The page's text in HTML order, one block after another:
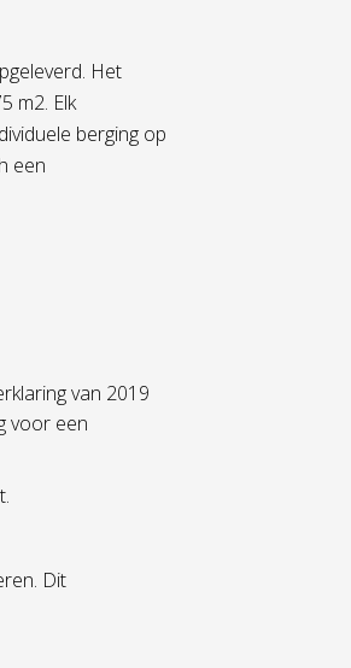
Het
m2. Elk
berging op
een
van 2019
voor een
Dit